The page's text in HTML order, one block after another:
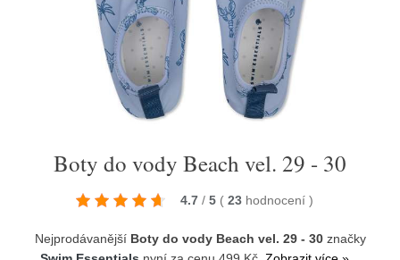
Boty do vody Beach vel. 29 - 30
4.7 / 5 ( 23 hodnocení )
Nejprodávanější Boty do vody Beach vel. 29 - 30značky